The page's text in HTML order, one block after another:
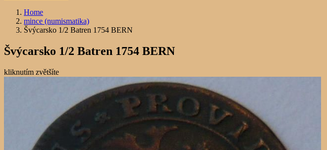
Home
mince (numismatika)
Švýcarsko 1/2 Batren 1754 BERN
Švýcarsko 1/2 Batren 1754 BERN
kliknutím zvětšíte